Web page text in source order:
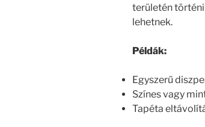
területén
lehetnek.
Példák:
Egyszerű
Színes vagy
Tapéta